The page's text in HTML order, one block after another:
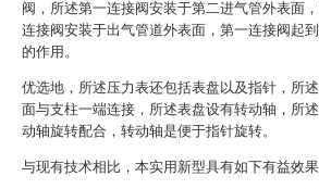
阀，所述第一连接阀安装于第二进气管外表面
连接阀安装于出气管道外表面，第一连接阀起
的作用。
优选地，所述压力表还包括表盘以及指针，所
面与支柱一端连接，所述表盘设有转动轴，所
动轴旋转配合，转动轴是便于指针旋转。
与现有技术相比，本实用新型具有如下有益效果